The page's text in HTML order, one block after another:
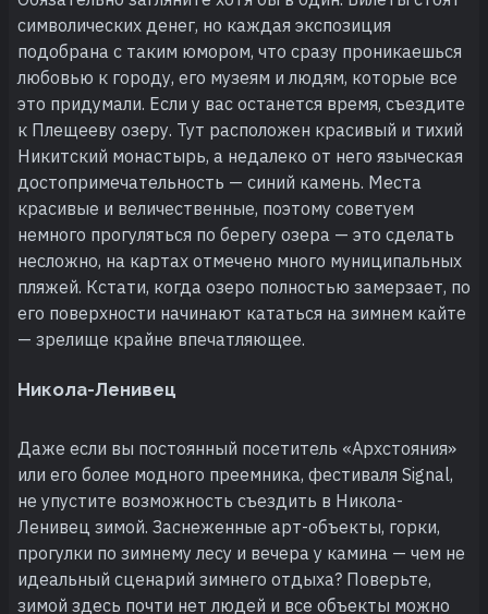
символических денег, но каждая экспозиция
подобрана с таким юмором, что сразу проникаешься
любовью к городу, его музеям и людям, которые все
это придумали. Если у вас останется время, съездите
к Плещееву озеру. Тут расположен красивый и тихий
Никитский монастырь, а недалеко от него языческая
достопримечательность — синий камень. Места
красивые и величественные, поэтому советуем
немного прогуляться по берегу озера — это сделать
несложно, на картах отмечено много муниципальных
пляжей. Кстати, когда озеро полностью замерзает, по
его поверхности начинают кататься на зимнем кайте
— зрелище крайне впечатляющее.
Никола-Ленивец
Даже если вы постоянный посетитель «Архстояния»
или его более модного преемника, фестиваля Signal,
не упустите возможность съездить в Никола-
Ленивец зимой. Заснеженные арт-объекты, горки,
прогулки по зимнему лесу и вечера у камина — чем не
идеальный сценарий зимнего отдыха? Поверьте,
зимой здесь почти нет людей и все объекты можно